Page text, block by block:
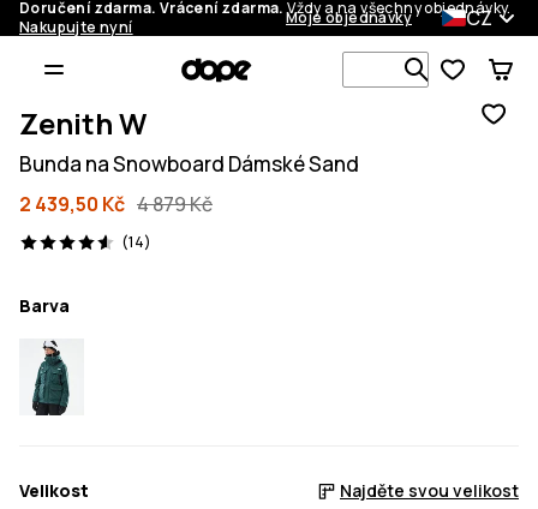
Doručení zdarma. Vrácení zdarma.Vždy a na všechny objednávky.
Nakupujte nyní
Moje objednávky CZ
Vyhledávej
Zenith W
Bunda na Snowboard Dámské Sand
2 439,50 Kč 4 879 Kč
(14)
14 recenze, 4.6/5
Barva
Velikost Najděte svou velikost